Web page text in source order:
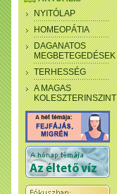
NYITÓLAP
HOMEOPÁTIA
DAGANATOS
MEGBETEGEDÉSEK
TERHESSÉG
A MAGAS
KOLESZTERINSZINT